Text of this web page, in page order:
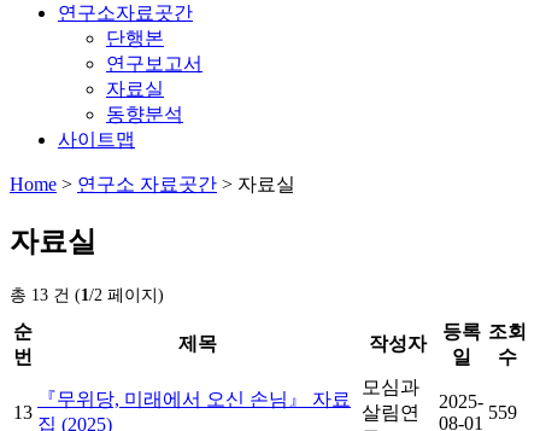
연구소자료곳간
단행본
연구보고서
자료실
동향분석
사이트맵
Home > 연구소 자료곳간 > 자료실
자료실
총 13 건 (1/2 페이지)
순
번
제목 작성자
등록
일
조회
수
13
『무위당, 미래에서 오신 손님』 자료
집 (2025)
모심과
살림연
2025-
08-01
559